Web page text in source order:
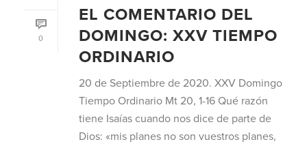
0
EL COMENTARIO DEL
DOMINGO: XXV TIEMPO
ORDINARIO
20 de Septiembre de 2020. XXV Domingo
Tiempo Ordinario Mt 20, 1-16 Qué razón
tiene Isaías cuando nos dice de parte de
Dios: «mis planes no son vuestros planes,